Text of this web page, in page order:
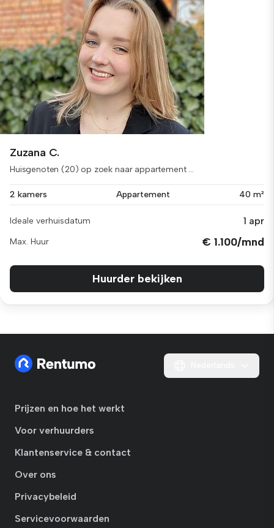
Zuzana C.
Huisgenoten (20) op zoek naar appartement ...
2 kamers Appartement 40 m²
Ideale verhuisdatum 1 apr
Max. Huur € 1.100/mnd
Huurder bekijken
Prijzen en hoe het werkt
Voor verhuurders
Klantenservice & contact
Over ons
Privacybeleid
Servicevoorwaarden